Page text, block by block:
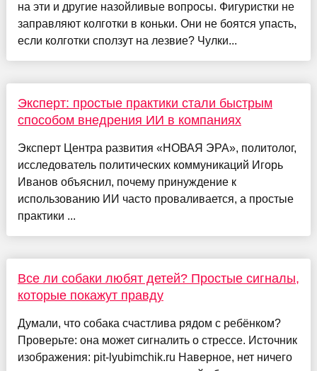
на эти и другие назойливые вопросы. Фигуристки не
заправляют колготки в коньки. Они не боятся упасть,
если колготки сползут на лезвие? Чулки...
Эксперт: простые практики стали быстрым
способом внедрения ИИ в компаниях
Эксперт Центра развития «НОВАЯ ЭРА», политолог,
исследователь политических коммуникаций Игорь
Иванов объяснил, почему принуждение к
использованию ИИ часто проваливается, а простые
практики ...
Все ли собаки любят детей? Простые сигналы,
которые покажут правду
Думали, что собака счастлива рядом с ребёнком?
Проверьте: она может сигналить о стрессе. Источник
изображения: pit-lyubimchik.ru Наверное, нет ничего